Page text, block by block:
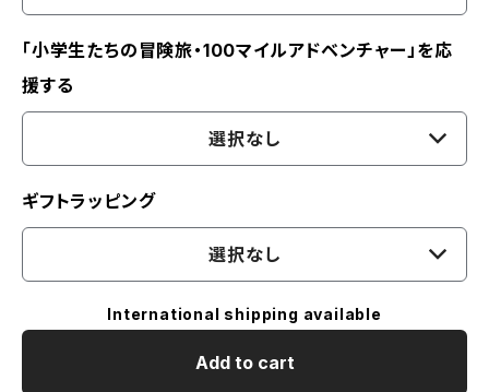
「小学生たちの冒険旅・100マイルアドベンチャー」を応
援する
選択なし
ギフトラッピング
選択なし
International shipping available
Add to cart